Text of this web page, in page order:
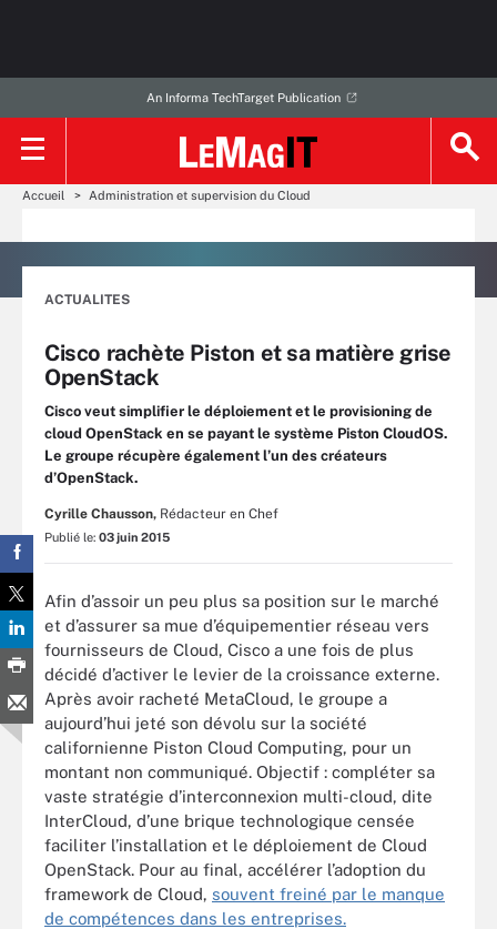
An Informa TechTarget Publication
Accueil Administration et supervision du Cloud
ACTUALITES
Cisco rachète Piston et sa matière grise
OpenStack
Cisco veut simplifier le déploiement et le provisioning de
cloud OpenStack en se payant le système Piston CloudOS.
Le groupe récupère également l’un des créateurs
d’OpenStack.
Cyrille Chausson, Rédacteur en Chef
Publié le: 03 juin 2015
Afin d’assoir un peu plus sa position sur le marché
et d’assurer sa mue d’équipementier réseau vers
fournisseurs de Cloud, Cisco a une fois de plus
décidé d’activer le levier de la croissance externe.
Après avoir racheté MetaCloud, le groupe a
aujourd’hui jeté son dévolu sur la société
californienne Piston Cloud Computing, pour un
montant non communiqué. Objectif : compléter sa
vaste stratégie d’interconnexion multi-cloud, dite
InterCloud, d’une brique technologique censée
faciliter l’installation et le déploiement de Cloud
OpenStack. Pour au final, accélérer l’adoption du
framework de Cloud, souvent freiné par le manque
de compétences dans les entreprises.